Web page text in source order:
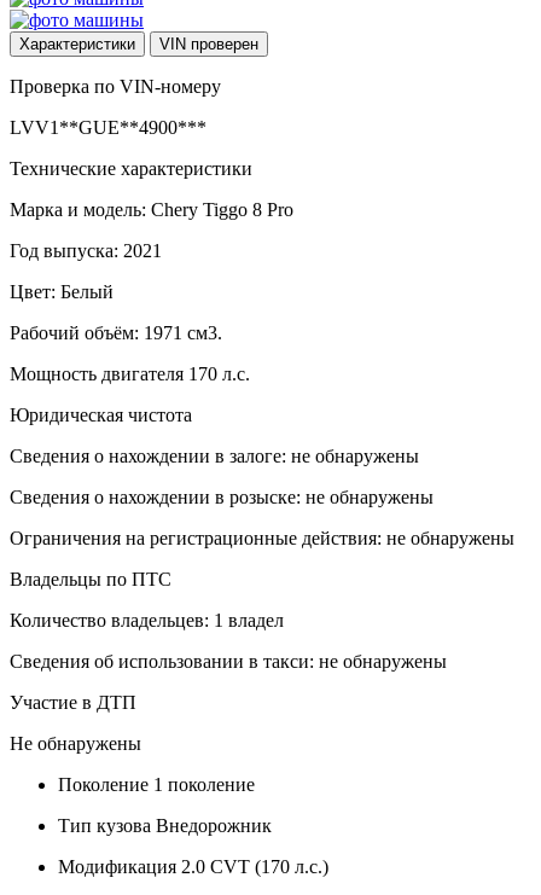
Характеристики VIN проверен
Проверка по VIN-номеру
LVV1**GUE**4900***
Технические характеристики
Марка и модель: Chery Tiggo 8 Pro
Год выпуска: 2021
Цвет: Белый
Рабочий объём: 1971 см3.
Мощность двигателя 170 л.с.
Юридическая чистота
Сведения о нахождении в залоге: не обнаружены
Сведения о нахождении в розыске: не обнаружены
Ограничения на регистрационные действия: не обнаружены
Владельцы по ПТС
Количество владельцев: 1 владел
Сведения об использовании в такси: не обнаружены
Участие в ДТП
Не обнаружены
Поколение 1 поколение
Тип кузова Внедорожник
Модификация 2.0 CVT (170 л.с.)